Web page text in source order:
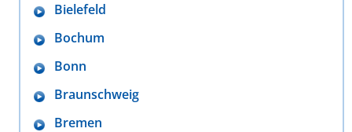
Bielefeld
Bochum
Bonn
Braunschweig
Bremen